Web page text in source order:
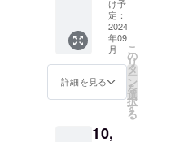
レット
（A5サ
イズ・
24P予
定） ・
Selfish
feat.
shuffle
曲
け予
定：
2024
年09
月
詳細を見る
こ
の
リ
タ
ー
ン
を
選
択
す
る
10,